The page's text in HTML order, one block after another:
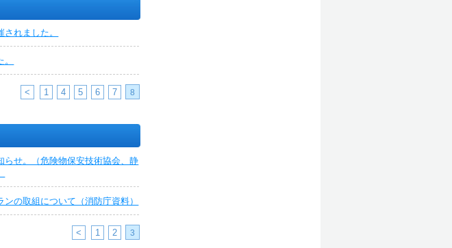
れました。
< 1 4 5 6 7 8
せ。（危険物保安技術協会、静
の取組について（消防庁資料）
< 1 2 3